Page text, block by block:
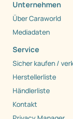
Unternehmen
Über Caraworld
Mediadaten
Service
Sicher kaufen /
Herstellerliste
Händlerliste
Kontakt